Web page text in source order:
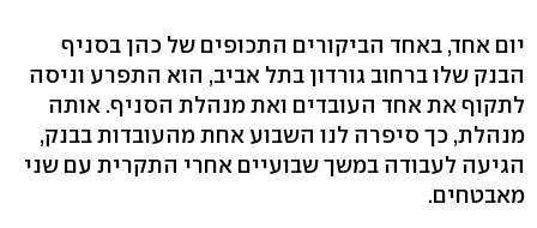
יום אחד, באחד הביקורים התכופים של כהן בסניף
הבנק שלו ברחוב גורדון בתל אביב, הוא התפרע וניסה
לתקוף את אחד העובדים ואת מנהלת הסניף. אותה
מנהלת, כך סיפרה לנו השבוע אחת מהעובדות בבנק,
הגיעה לעבודה במשך שבועיים אחרי התקרית עם שני
מאבטחים.